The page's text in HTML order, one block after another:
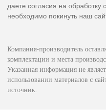
даете согласия на
необходимо покинуть наш
Компания-производитель
комплектации и места
Указанная информация не
использовании материалов с
источник.